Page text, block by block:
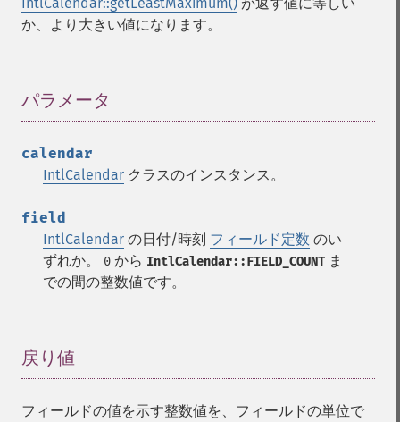
か、より大きい値になります。
パラメータ
calendar
IntlCalendar クラスのインスタンス。
field
IntlCalendar の日付/時刻 フィールド定数 のい
ずれか。
0 から IntlCalendar::FIELD_COUNT ま
での間の整数値です。
戻り値
フィールドの値を示す整数値を、フィールドの単位で